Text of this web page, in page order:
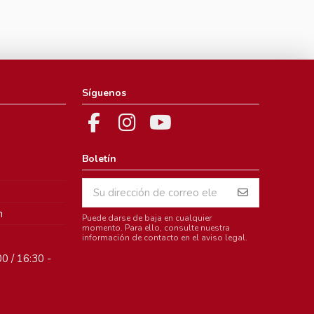
/ 16:30 -
Síguenos
Boletín
Puede darse de baja en cualquier
momento. Para ello, consulte nuestra
información de contacto en el aviso legal.